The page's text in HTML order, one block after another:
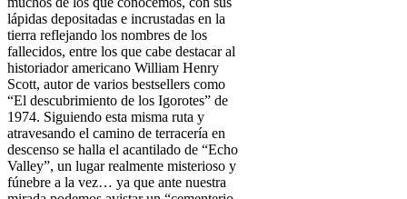
lápidas depositadas e incrustadas en la
tierra reflejando los nombres de los
fallecidos, entre los que cabe destacar al
historiador americano William Henry
Scott, autor de varios bestsellers como
“El descubrimiento de los Igorotes” de
1974. Siguiendo esta misma ruta y
atravesando el camino de terracería en
descenso se halla el acantilado de “Echo
Valley”, un lugar realmente misterioso y
fúnebre a la vez… ya que ante nuestra